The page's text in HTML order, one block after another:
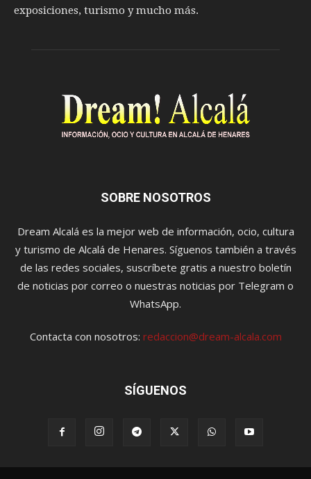
exposiciones, turismo y mucho más.
SOBRE NOSOTROS
Dream Alcalá es la mejor web de información, ocio, cultura
y turismo de Alcalá de Henares. Síguenos también a través
de las redes sociales, suscríbete gratis a nuestro boletín
de noticias por correo o nuestras noticias por Telegram o
WhatsApp.
Contacta con nosotros: redaccion@dream-alcala.com
SÍGUENOS